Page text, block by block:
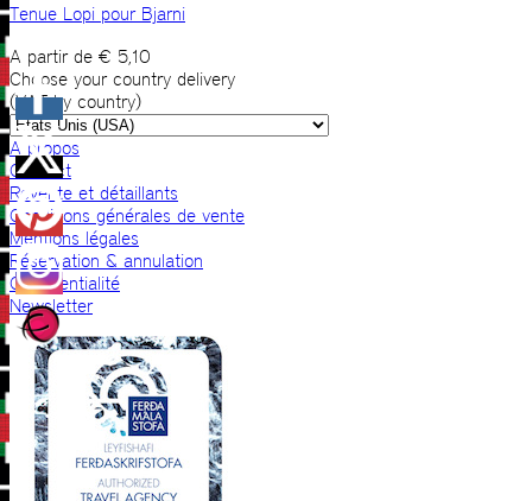
Tenue Lopi pour Bjarni
A partir de € 5,10
Choose your country delivery
(VAT by country)
A propos
Contact
Revente et détaillants
Conditions générales de vente
Mentions légales
Réservation & annulation
Confidentialité
Newsletter